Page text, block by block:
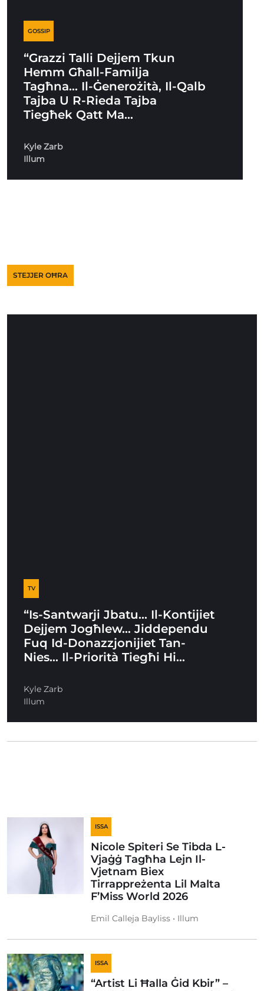
GOSSIP
“Grazzi Talli Dejjem Tkun
Hemm Għall-Familja
Tagħna… Il-Ġenerożità, Il-Qalb
Tajba U R-Rieda Tajba
Tiegħek Qatt Ma…
Kyle Zarb
Illum
STEJJER OĦRA
TV
“Is-Santwarji Jbatu… Il-Kontijiet
Dejjem Jogħlew… Jiddependu
Fuq Id-Donazzjonijiet Tan-
Nies… Il-Priorità Tiegħi Hi…
Kyle Zarb
Illum
ISSA
Nicole Spiteri Se Tibda L-
Vjaġġ Tagħha Lejn Il-
Vjetnam Biex
Tirrappreżenta Lil Malta
F’Miss World 2026
Emil Calleja Bayliss • Illum
ISSA
“Artist Li Ħalla Ġid Kbir” –